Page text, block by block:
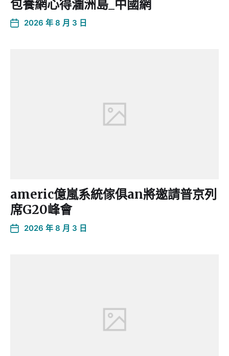
包養網心得潿洲島_中國網
2026 年 8 月 3 日
americ億嵐系統傢俱an將邀請普京列
席G20峰會
2026 年 8 月 3 日